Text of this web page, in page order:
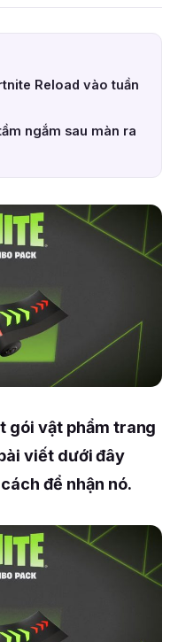
Reload vào tuần
ngắm sau màn ra
gói vật phẩm trang
viết dưới đây
để nhận nó.